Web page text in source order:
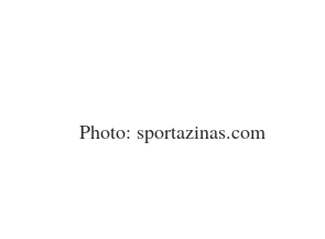
Photo: sportazinas.com